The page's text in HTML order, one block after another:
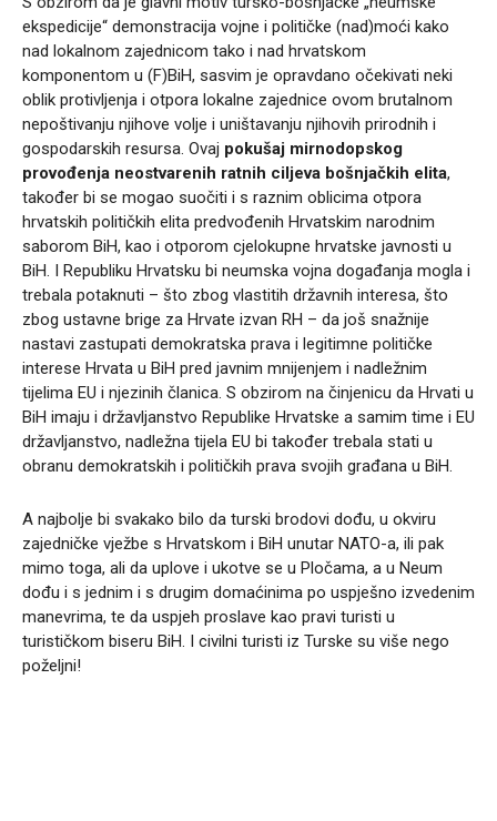
ekspedicije“ demonstracija vojne i političke (nad)moći kako
nad lokalnom zajednicom tako i nad hrvatskom
komponentom u (F)BiH, sasvim je opravdano očekivati neki
oblik protivljenja i otpora lokalne zajednice ovom brutalnom
nepoštivanju njihove volje i uništavanju njihovih prirodnih i
gospodarskih resursa. Ovaj pokušaj mirnodopskog
provođenja neostvarenih ratnih ciljeva bošnjačkih elita,
također bi se mogao suočiti i s raznim oblicima otpora
hrvatskih političkih elita predvođenih Hrvatskim narodnim
saborom BiH, kao i otporom cjelokupne hrvatske javnosti u
BiH. I Republiku Hrvatsku bi neumska vojna događanja mogla i
trebala potaknuti – što zbog vlastitih državnih interesa, što
zbog ustavne brige za Hrvate izvan RH – da još snažnije
nastavi zastupati demokratska prava i legitimne političke
interese Hrvata u BiH pred javnim mnijenjem i nadležnim
tijelima EU i njezinih članica. S obzirom na činjenicu da Hrvati u
BiH imaju i državljanstvo Republike Hrvatske a samim time i EU
državljanstvo, nadležna tijela EU bi također trebala stati u
obranu demokratskih i političkih prava svojih građana u BiH.
A najbolje bi svakako bilo da turski brodovi dođu, u okviru
zajedničke vježbe s Hrvatskom i BiH unutar NATO-a, ili pak
mimo toga, ali da uplove i ukotve se u Pločama, a u Neum
dođu i s jednim i s drugim domaćinima po uspješno izvedenim
manevrima, te da uspjeh proslave kao pravi turisti u
turističkom biseru BiH. I civilni turisti iz Turske su više nego
poželjni!